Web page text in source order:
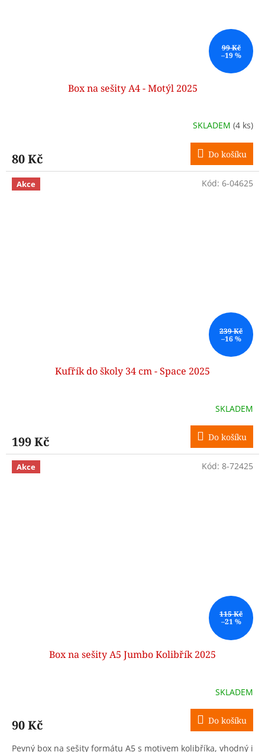
99 Kč
–19 %
Box na sešity A4 - Motýl 2025
SKLADEM (4 ks)
80 Kč Do košíku
Akce
239 Kč
–16 %
Kufřík do školy 34 cm - Space 2025
SKLADEM
199 Kč Do košíku
Kód: 6-04625
Akce
115 Kč
–21 %
Box na sešity A5 Jumbo Kolibřík 2025
SKLADEM
90 Kč Do košíku
Pevný box na sešity formátu A5 s motivem kolibříka, vhodný i
Kód: 8-72425